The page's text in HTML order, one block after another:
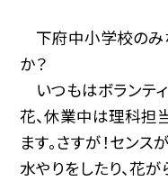
下府中小学校のみ
か？
いつもはボランテ
花、休業中は理科担
ます。さすが！セン
水やりをしたり、花